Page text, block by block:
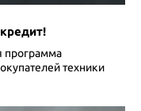
программа
техники